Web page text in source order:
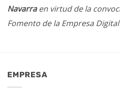
Navarraen virtud de la
Fomento de la Empresa
EMPRESA